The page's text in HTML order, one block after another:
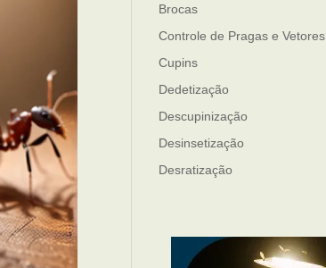
Brocas
Controle de Pragas e Vetores
Cupins
Dedetização
Descupinização
Desinsetização
Desratização
Mosquitos